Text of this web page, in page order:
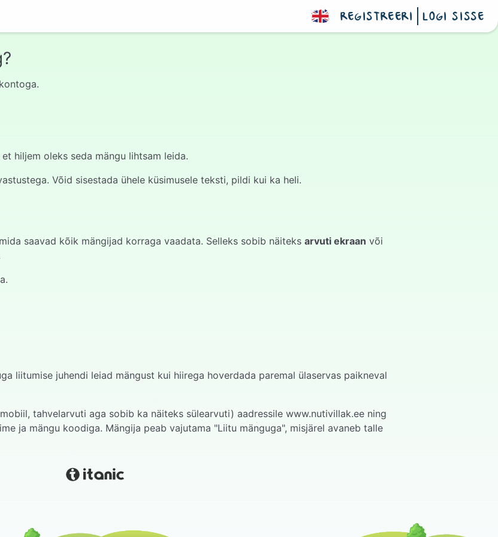
REGISTREERI LOGI SISSE
hiljem oleks seda mängu lihtsam leida.
Võid sisestada ühele küsimusele teksti, pildi kui ka heli.
saavad kõik mängijad korraga vaadata. Selleks sobib näiteks arvuti ekraan või
liitumise juhendi leiad mängust kui hiirega hoverdada paremal ülaservas paikneval
tahvelarvuti aga sobib ka näiteks sülearvuti) aadressile www.nutivillak.ee ning
ja mängu koodiga. Mängija peab vajutama "Liitu mänguga", misjärel avaneb talle
ja selle avada.
esitab vastuse suuliselt.